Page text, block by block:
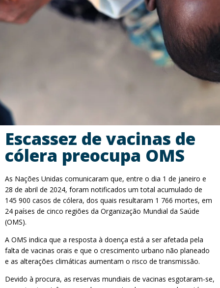
Escassez de vacinas de
cólera preocupa OMS
As Nações Unidas comunicaram que, entre o dia 1 de janeiro e
28 de abril de 2024, foram notificados um total acumulado de
145 900 casos de cólera, dos quais resultaram 1 766 mortes, em
24 países de cinco regiões da Organização Mundial da Saúde
(OMS).
A OMS indica que a resposta à doença está a ser afetada pela
falta de vacinas orais e que o crescimento urbano não planeado
e as alterações climáticas aumentam o risco de transmissão.
Devido à procura, as reservas mundiais de vacinas esgotaram-se,